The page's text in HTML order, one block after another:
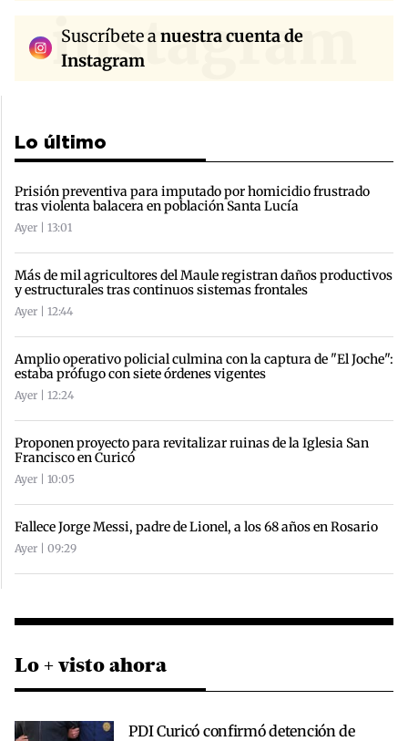
instagram
Suscríbete anuestra cuenta de
Instagram
Lo último
Prisión preventiva para imputado por homicidio frustrado
tras violenta balacera en población Santa Lucía
Ayer | 13:01
Más de mil agricultores del Maule registran daños productivos
y estructurales tras continuos sistemas frontales
Ayer | 12:44
Amplio operativo policial culmina con la captura de "El Joche":
estaba prófugo con siete órdenes vigentes
Ayer | 12:24
Proponen proyecto para revitalizar ruinas de la Iglesia San
Francisco en Curicó
Ayer | 10:05
Fallece Jorge Messi, padre de Lionel, a los 68 años en Rosario
Ayer | 09:29
Lo + visto ahora
PDI Curicó confirmó detención de